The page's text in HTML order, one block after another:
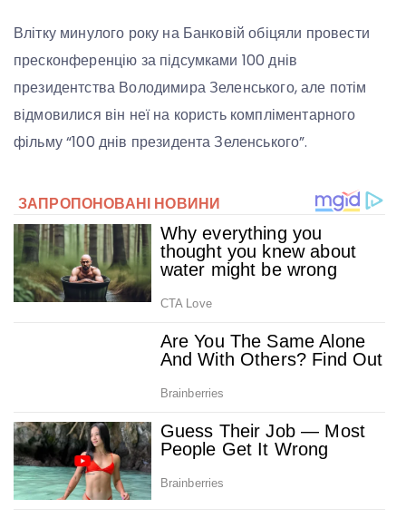
Влітку минулого року на Банковій обіцяли провести
пресконференцію за підсумками 100 днів
президентства Володимира Зеленського, але потім
відмовилися він неї на користь компліментарного
фільму “100 днів президента Зеленського”.